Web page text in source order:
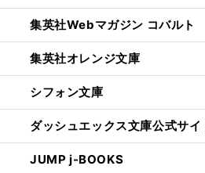
集英社Webマガジン コバルト
集英社オレンジ文庫
シフォン文庫
ダッシュエックス文庫公式サイ
JUMP j-BOOKS